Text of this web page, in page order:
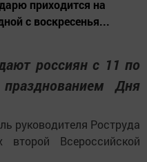
приходится на
с воскресенья...
россиян с 11 по
Дня
руководителя Роструда
Всероссийской